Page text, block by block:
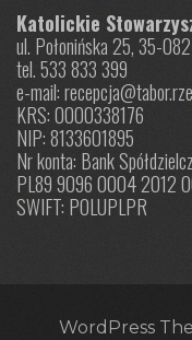
Katolickie
ul. Połonińska 25, 35-
tel. 533 833 399
e-mail:
KRS: 0000338176
NIP: 8133601895
Nr konta: Bank
PL89 9096 0004 2012
SWIFT: POLUPLPR
WordPress